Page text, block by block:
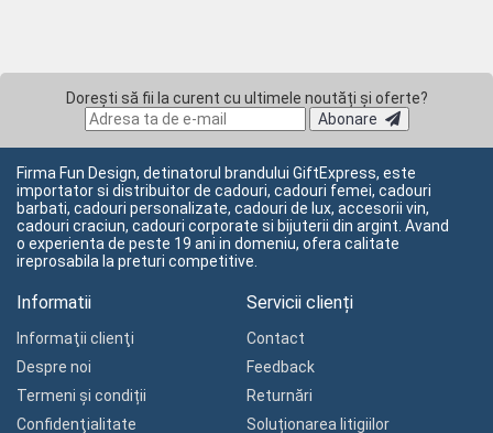
Dorești să fii la curent cu ultimele noutăți și oferte?
Abonare
Firma Fun Design, detinatorul brandului GiftExpress, este
importator si distribuitor de cadouri, cadouri femei, cadouri
barbati, cadouri personalizate, cadouri de lux, accesorii vin,
cadouri craciun, cadouri corporate si bijuterii din argint. Avand
o experienta de peste 19 ani in domeniu, ofera calitate
ireprosabila la preturi competitive.
Informatii
Informaţii clienţi
Despre noi
Termeni și condiții
Confidenţialitate
Servicii clienți
Contact
Feedback
Returnări
Soluționarea litigiilor